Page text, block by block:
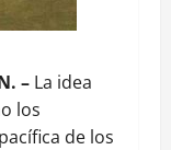
– La idea
los
de los